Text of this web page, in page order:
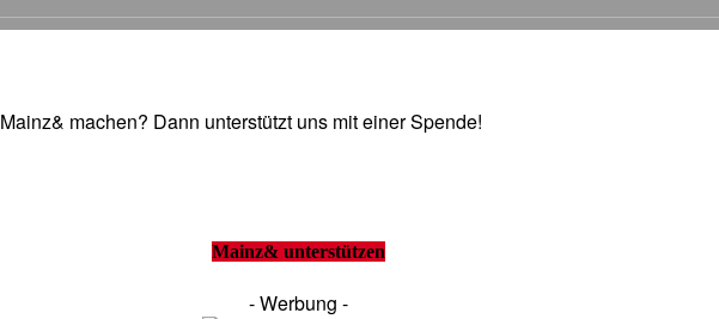
machen? Dann unterstützt uns mit einer Spende!
Mainz& unterstützen
- Werbung -